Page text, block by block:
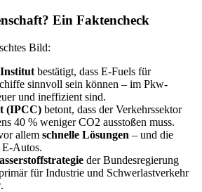
Ein Faktencheck
Bild:
bestätigt, dass E-Fuels für
sinnvoll sein können – im Pkw-
und ineffizient sind.
(IPCC) betont, dass der Verkehrssektor
40 % weniger CO2 ausstoßen muss.
allem schnelle Lösungen – und die
Autos.
der Bundesregierung
für Industrie und Schwerlastverkehr